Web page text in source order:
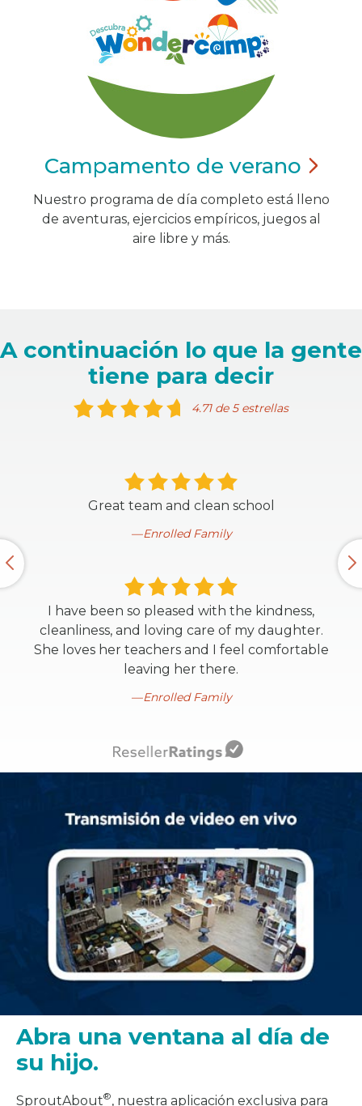
Campamento de verano
Nuestro programa de día completo está lleno
de aventuras, ejercicios empíricos, juegos al
aire libre y más.
A continuación lo que la gente
tiene para decir
4.71 de 5 estrellas
Great team and clean school
Enrolled Family
I have been so pleased with the kindness,
cleanliness, and loving care of my daughter.
She loves her teachers and I feel comfortable
leaving her there.
Enrolled Family
Abra una ventana al día de
su hijo.
SproutAbout®, nuestra aplicación exclusiva para